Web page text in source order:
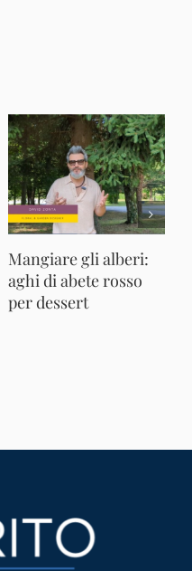
Mangiare gli alberi:
aghi di abete rosso
per dessert